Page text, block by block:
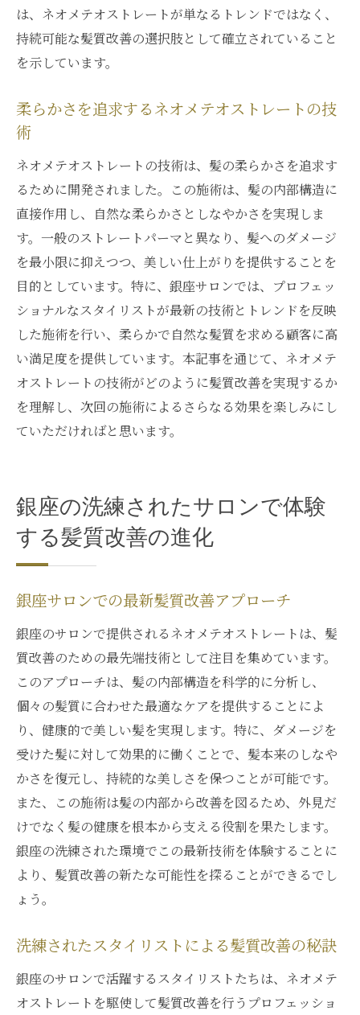
は、ネオメテオストレートが単なるトレンドではなく、
持続可能な髪質改善の選択肢として確立されていること
を示しています。
柔らかさを追求するネオメテオストレートの技
術
ネオメテオストレートの技術は、髪の柔らかさを追求す
るために開発されました。この施術は、髪の内部構造に
直接作用し、自然な柔らかさとしなやかさを実現しま
す。一般のストレートパーマと異なり、髪へのダメージ
を最小限に抑えつつ、美しい仕上がりを提供することを
目的としています。特に、銀座サロンでは、プロフェッ
ショナルなスタイリストが最新の技術とトレンドを反映
した施術を行い、柔らかで自然な髪質を求める顧客に高
い満足度を提供しています。本記事を通じて、ネオメテ
オストレートの技術がどのように髪質改善を実現するか
を理解し、次回の施術によるさらなる効果を楽しみにし
ていただければと思います。
銀座の洗練されたサロンで体験
する髪質改善の進化
銀座サロンでの最新髪質改善アプローチ
銀座のサロンで提供されるネオメテオストレートは、髪
質改善のための最先端技術として注目を集めています。
このアプローチは、髪の内部構造を科学的に分析し、
個々の髪質に合わせた最適なケアを提供することによ
り、健康的で美しい髪を実現します。特に、ダメージを
受けた髪に対して効果的に働くことで、髪本来のしなや
かさを復元し、持続的な美しさを保つことが可能です。
また、この施術は髪の内部から改善を図るため、外見だ
けでなく髪の健康を根本から支える役割を果たします。
銀座の洗練された環境でこの最新技術を体験することに
より、髪質改善の新たな可能性を探ることができるでし
ょう。
洗練されたスタイリストによる髪質改善の秘訣
銀座のサロンで活躍するスタイリストたちは、ネオメテ
オストレートを駆使して髪質改善を行うプロフェッショ